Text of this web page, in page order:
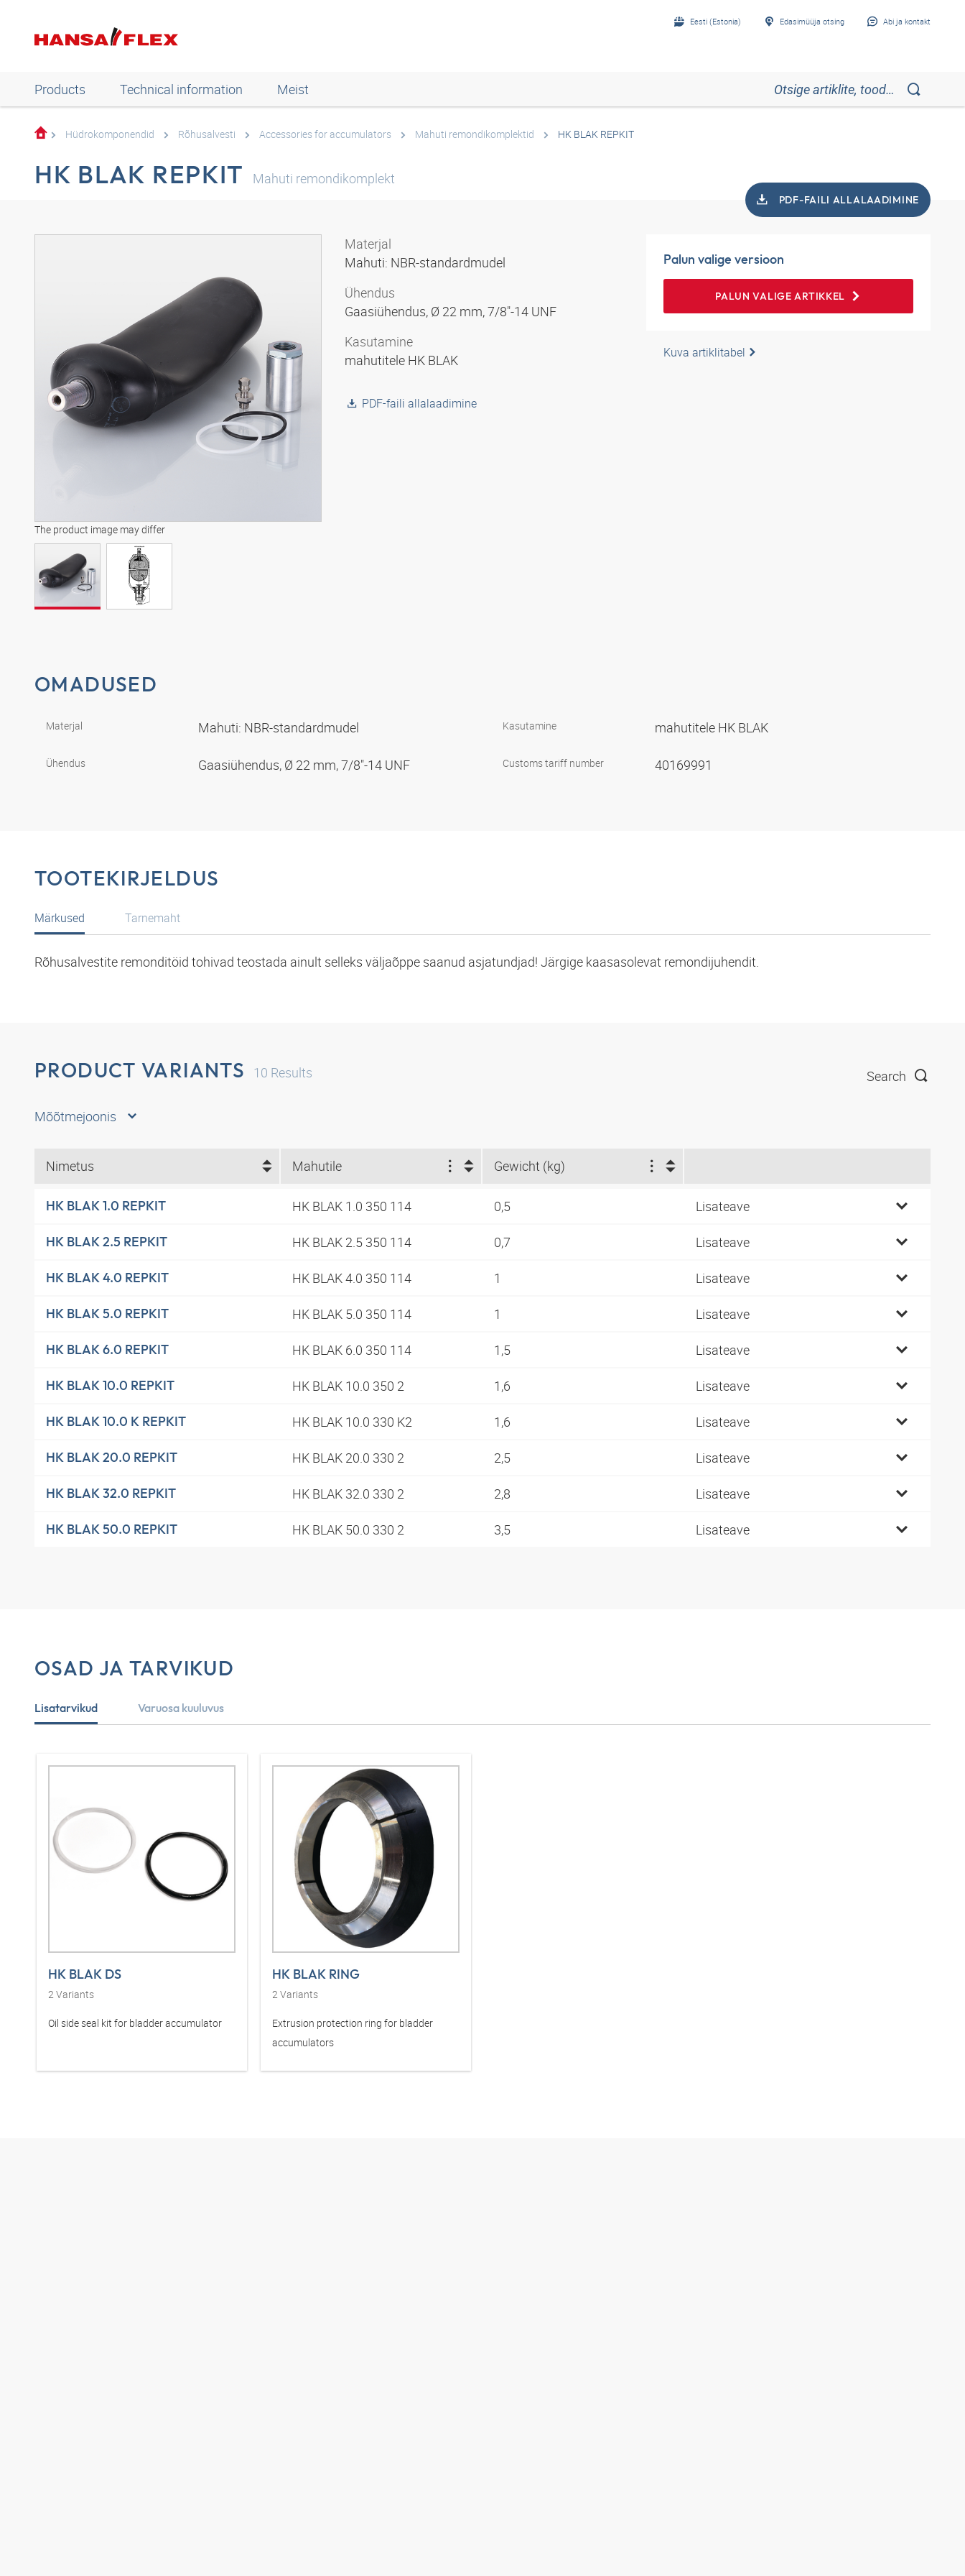
Eesti (Estonia) Edasimüüja otsing Abi ja kontakt
Products Technical information Meist
Hüdrokomponendid Rõhusalvesti Accessories for accumulators Mahuti remondikomplektid HK BLAK REPKIT
HK BLAK REPKIT Mahuti remondikomplekt
PDF-FAILI ALLALAADIMINE
The product image may differ
Materjal
Mahuti: NBR-standardmudel
Ühendus
Gaasiühendus, Ø 22 mm, 7/8"-14 UNF
Kasutamine
mahutitele HK BLAK
PDF-faili allalaadimine
Palun valige versioon
PALUN VALIGE ARTIKKEL
Kuva artiklitabel
OMADUSED
Materjal Mahuti: NBR-standardmudel
Ühendus Gaasiühendus, Ø 22 mm, 7/8"-14 UNF
Kasutamine mahutitele HK BLAK
Customs tariff number 40169991
TOOTEKIRJELDUS
Märkused
Rõhusalvestite remonditöid tohivad teostada ainult selleks väljaõppe saanud asjatundjad! Järgige kaasasolevat remondijuhendit.
Tarnemaht
PRODUCT VARIANTS 10 Results Search
Mõõtmejoonis
Nimetus Mahutile Gewicht (kg)
HK BLAK 1.0 REPKIT HK BLAK 1.0 350 114 0,5 Lisateave
HK BLAK 2.5 REPKIT HK BLAK 2.5 350 114 0,7 Lisateave
HK BLAK 4.0 REPKIT HK BLAK 4.0 350 114 1 Lisateave
HK BLAK 5.0 REPKIT HK BLAK 5.0 350 114 1 Lisateave
HK BLAK 6.0 REPKIT HK BLAK 6.0 350 114 1,5 Lisateave
HK BLAK 10.0 REPKIT HK BLAK 10.0 350 2 1,6 Lisateave
HK BLAK 10.0 K REPKIT HK BLAK 10.0 330 K2 1,6 Lisateave
HK BLAK 20.0 REPKIT HK BLAK 20.0 330 2 2,5 Lisateave
HK BLAK 32.0 REPKIT HK BLAK 32.0 330 2 2,8 Lisateave
HK BLAK 50.0 REPKIT HK BLAK 50.0 330 2 3,5 Lisateave
OSAD JA TARVIKUD
Lisatarvikud
HK BLAK DS
2 Variants
Oil side seal kit for bladder accumulator
HK BLAK RING
2 Variants
Extrusion protection ring for bladder
accumulators
Varuosa kuuluvus